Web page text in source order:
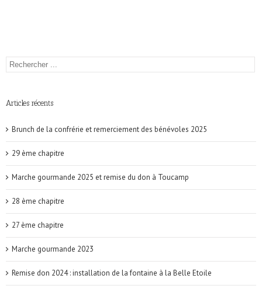
Articles récents
Brunch de la confrérie et remerciement des bénévoles 2025
29 ème chapitre
Marche gourmande 2025 et remise du don à Toucamp
28 ème chapitre
27 ème chapitre
Marche gourmande 2023
Remise don 2024 : installation de la fontaine à la Belle Etoile